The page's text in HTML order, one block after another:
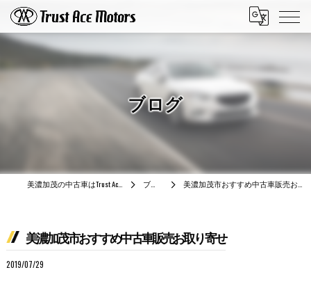
ブログ
美濃加茂の中古車はTrust Ace Motors ブログ 美濃加茂市おすすめ中古車販売お取り寄せ
美濃加茂市おすすめ中古車販売お取り寄せ
2019/07/29